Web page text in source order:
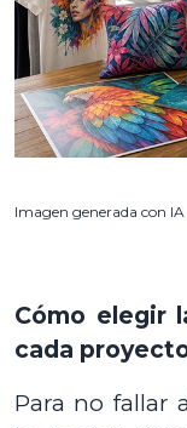
Imagen generada con
Cómo elegir
cada
Para no fallar